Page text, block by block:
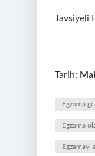
Tavsiyeli
Tarih:
Egzama
Egzama
Egzamayı